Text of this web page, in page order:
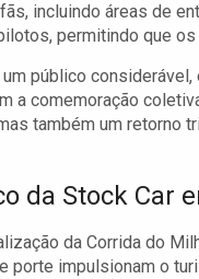
incluindo áreas de
permitindo que
público
a comemoração
também um retorno
da Stock Car
da Corrida do
porte impulsionam o